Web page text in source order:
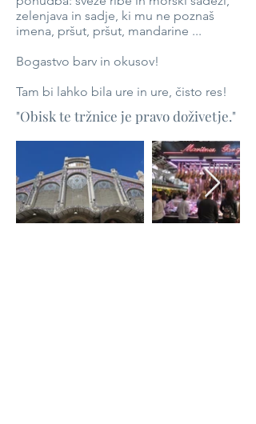
zelenjava in sadje, ki mu ne poznaš
imena, pršut, pršut, mandarine ...
Bogastvo barv in okusov!
Tam bi lahko bila ure in ure, čisto res!
"Obisk te tržnice je pravo doživetje."